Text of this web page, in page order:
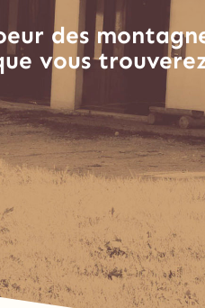
des
vous